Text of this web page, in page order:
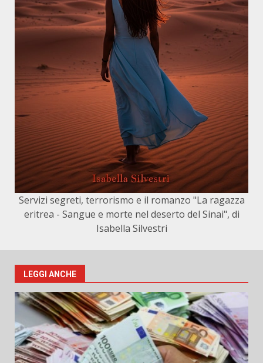
Servizi segreti, terrorismo e il romanzo "La ragazza
eritrea - Sangue e morte nel deserto del Sinai", di
Isabella Silvestri
LEGGI ANCHE